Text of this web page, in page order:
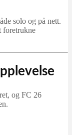
solo og på nett.
foretrukne
og FC 26